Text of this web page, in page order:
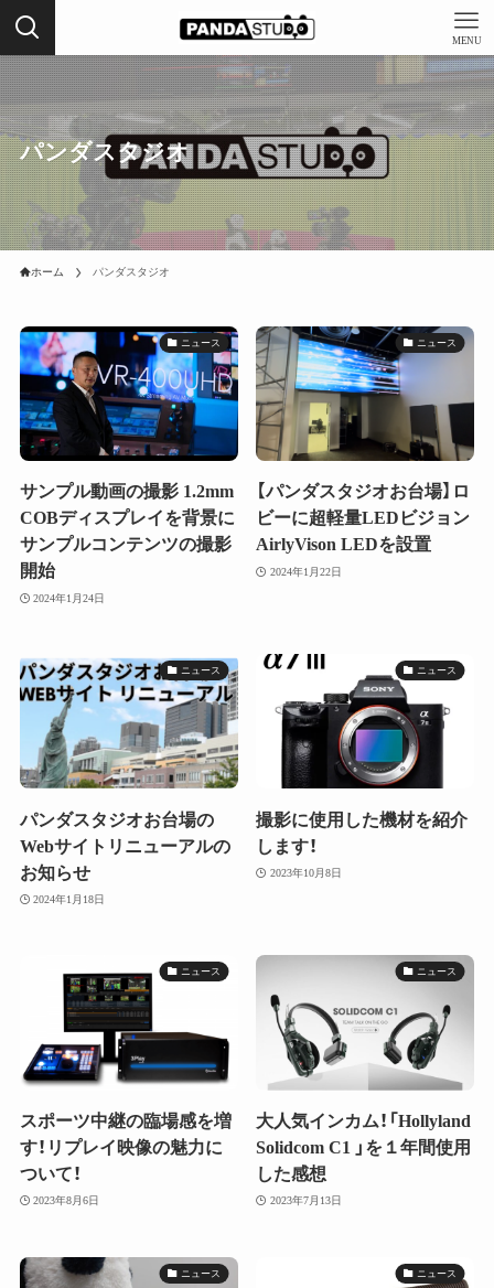
MENU
パンダスタジオ
ホーム パンダスタジオ
ニュース
サンプル動画の撮影 1.2mm
COBディスプレイを背景に
サンプルコンテンツの撮影
開始
2024年1月24日
ニュース
【パンダスタジオお台場】ロ
ビーに超軽量LEDビジョン
AirlyVison LEDを設置
2024年1月22日
ニュース
パンダスタジオお台場の
Webサイトリニューアルの
お知らせ
2024年1月18日
ニュース
撮影に使用した機材を紹介
します！
2023年10月8日
ニュース
スポーツ中継の臨場感を増
す！リプレイ映像の魅力に
ついて！
2023年8月6日
ニュース
大人気インカム！「Hollyland
Solidcom C1 」を１年間使用
した感想
2023年7月13日
ニュース ニュース